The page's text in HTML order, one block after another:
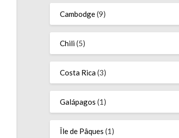
Cambodge(9)
Chili(5)
Costa Rica(3)
Galápagos (1)
Île de Pâques (1)